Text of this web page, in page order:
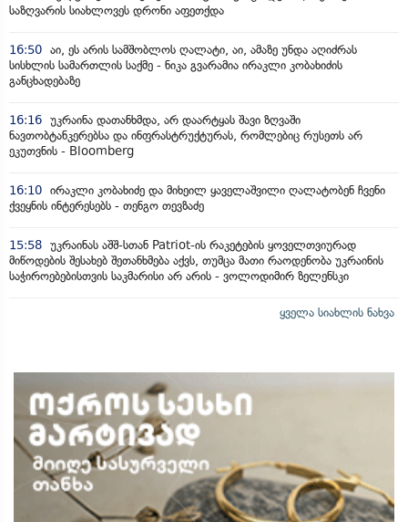
საზღვარის სიახლოვეს დრონი აფეთქდა
16:50 აი, ეს არის სამშობლოს ღალატი, აი, ამაზე უნდა აღიძრას
სისხლის სამართლის საქმე - ნიკა გვარამია ირაკლი კობახიძის
განცხადებაზე
16:16 უკრაინა დათანხმდა, არ დაარტყას შავი ზღვაში
ნავთობტანკერებსა და ინფრასტრუქტურას, რომლებიც რუსეთს არ
ეკუთვნის - Bloomberg
16:10 ირაკლი კობახიძე და მიხეილ ყაველაშვილი ღალატობენ ჩვენი
ქვეყნის ინტერესებს - თენგო თევზაძე
15:58 უკრაინას აშშ-სთან Patriot-ის რაკეტების ყოველთვიურად
მიწოდების შესახებ შეთანხმება აქვს, თუმცა მათი რაოდენობა უკრაინის
საჭიროებებისთვის საკმარისი არ არის - ვოლოდიმირ ზელენსკი
ყველა სიახლის ნახვა